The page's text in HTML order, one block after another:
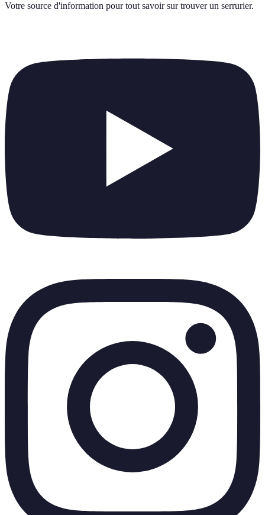
Votre source d'information pour tout savoir sur trouver un serrurier.